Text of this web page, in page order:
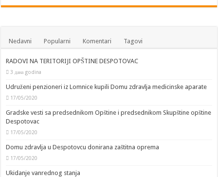
Nedavni Popularni Komentari Tagovi
RADOVI NA TERITORIJI OPŠTINE DESPOTOVAC
3 дана godina
Udruženi penzioneri iz Lomnice kupili Domu zdravlja medicinske aparate
17/05/2020
Gradske vesti sa predsednikom Opštine i predsednikom Skupštine opštine
Despotovac
17/05/2020
Domu zdravlja u Despotovcu donirana zaštitna oprema
17/05/2020
Ukidanje vanrednog stanja